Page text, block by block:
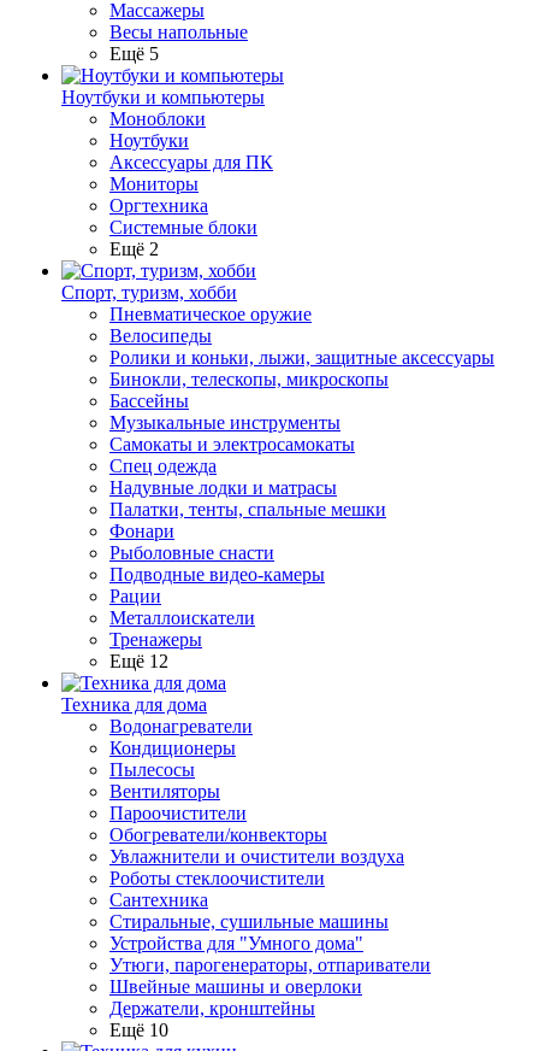
Массажеры
Весы напольные
Ещё 5
Ноутбуки и компьютеры
Моноблоки
Ноутбуки
Аксессуары для ПК
Мониторы
Оргтехника
Системные блоки
Ещё 2
Спорт, туризм, хобби
Пневматическое оружие
Велосипеды
Ролики и коньки, лыжи, защитные аксессуары
Бинокли, телескопы, микроскопы
Бассейны
Музыкальные инструменты
Самокаты и электросамокаты
Спец одежда
Надувные лодки и матрасы
Палатки, тенты, спальные мешки
Фонари
Рыболовные снасти
Подводные видео-камеры
Рации
Металлоискатели
Тренажеры
Ещё 12
Техника для дома
Водонагреватели
Кондиционеры
Пылесосы
Вентиляторы
Пароочистители
Обогреватели/конвекторы
Увлажнители и очистители воздуха
Роботы стеклоочистители
Сантехника
Стиральные, сушильные машины
Устройства для "Умного дома"
Утюги, парогенераторы, отпариватели
Швейные машины и оверлоки
Держатели, кронштейны
Ещё 10